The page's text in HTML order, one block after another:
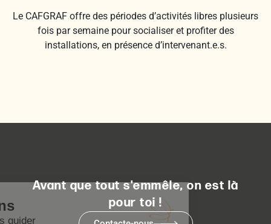
Le CAFGRAF offre des périodes d’activités libres plusieurs
fois par semaine pour socialiser et profiter des
installations, en présence d’intervenant.e.s.
Avant que tout s'emmêle, on est là
pour toi !